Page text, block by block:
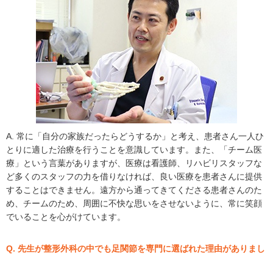
A. 常に「自分の家族だったらどうするか」と考え、患者さん一人ひ
とりに適した治療を行うことを意識しています。また、「チーム医
療」という言葉がありますが、医療は看護師、リハビリスタッフな
ど多くのスタッフの力を借りなければ、良い医療を患者さんに提供
することはできません。遠方から通ってきてくださる患者さんのた
め、チームのため、周囲に不快な思いをさせないように、常に笑顔
でいることを心がけています。
Q. 先生が整形外科の中でも足関節を専門に選ばれた理由がありまし